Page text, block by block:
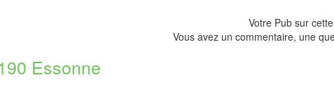
Votre Pub sur
Vous avez un commentaire, une
Essonne